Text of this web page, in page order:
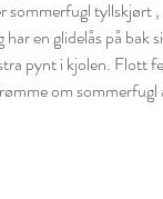
sommerfugl tyllskjørt
en glidelås på bak
pynt i kjolen. Flott
om